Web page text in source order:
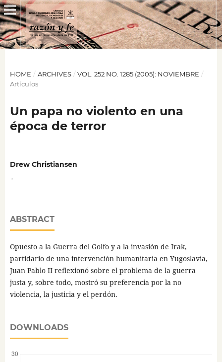
HOME / ARCHIVES / VOL. 252 NO. 1285 (2005): NOVIEMBRE /
Artículos
Un papa no violento en una
época de terror
Drew Christiansen
ABSTRACT
Opuesto a la Guerra del Golfo y a la invasión de Irak,
partidario de una intervención humanitaria en Yugoslavia,
Juan Pablo II reflexionó sobre el problema de la guerra
justa y, sobre todo, mostró su preferencia por la no
violencia, la justicia y el perdón.
DOWNLOADS